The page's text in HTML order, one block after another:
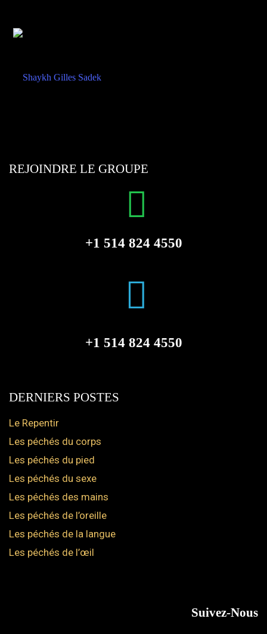
REJOINDRE LE GROUPE
+1 514 824 4550
+1 514 824 4550
DERNIERS POSTES
Le Repentir
Les péchés du corps
Les péchés du pied
Les péchés du sexe
Les péchés des mains
Les péchés de l’oreille
Les péchés de la langue
Les péchés de l’œil
Suivez-Nous